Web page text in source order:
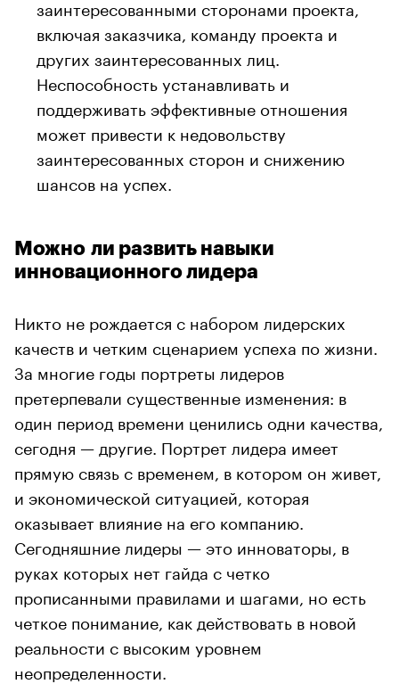
заинтересованными сторонами проекта,
включая заказчика, команду проекта и
других заинтересованных лиц.
Неспособность устанавливать и
поддерживать эффективные отношения
может привести к недовольству
заинтересованных сторон и снижению
шансов на успех.
Можно ли развить навыки
инновационного лидера
Никто не рождается с набором лидерских
качеств и четким сценарием успеха по жизни.
За многие годы портреты лидеров
претерпевали существенные изменения: в
один период времени ценились одни качества,
сегодня — другие. Портрет лидера имеет
прямую связь с временем, в котором он живет,
и экономической ситуацией, которая
оказывает влияние на его компанию.
Сегодняшние лидеры — это инноваторы, в
руках которых нет гайда с четко
прописанными правилами и шагами, но есть
четкое понимание, как действовать в новой
реальности с высоким уровнем
неопределенности.